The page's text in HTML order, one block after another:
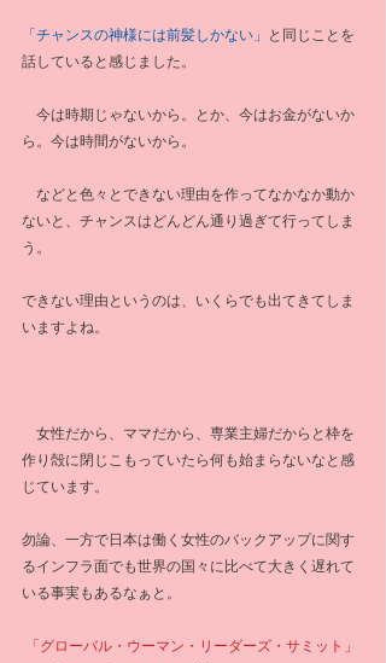
「チャンスの神様には前髪しかない」
と同じことを
話していると感じました。
今は時期じゃないから。とか、今はお金がないか
ら。今は時間がないから。
などと色々とできない理由を作ってなかなか動か
ないと、チャンスはどんどん通り過ぎて行ってしま
う。
できない理由というのは、いくらでも出てきてしま
いますよね。
女性だから、ママだから、専業主婦だからと枠を
作り殻に閉じこもっていたら何も始まらないなと感
じています。
勿論、一方で日本は働く女性のバックアップに関す
るインフラ面でも世界の国々に比べて大きく遅れて
いる事実もあるなぁと。
「グローバル・ウーマン・リーダーズ・サミット」